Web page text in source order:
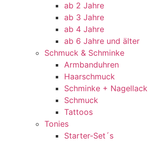
ab 2 Jahre
ab 3 Jahre
ab 4 Jahre
ab 6 Jahre und älter
Schmuck & Schminke
Armbanduhren
Haarschmuck
Schminke + Nagellack
Schmuck
Tattoos
Tonies
Starter-Set´s